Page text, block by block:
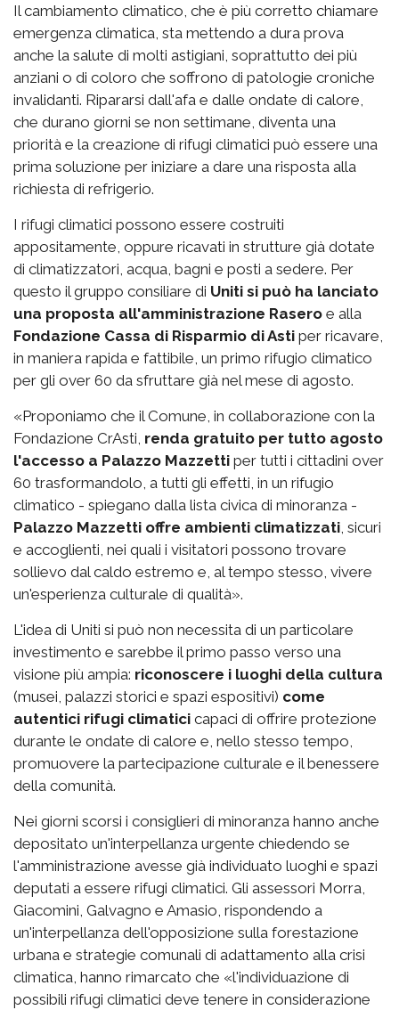
Il cambiamento climatico, che è più corretto chiamare
emergenza climatica, sta mettendo a dura prova
anche la salute di molti astigiani, soprattutto dei più
anziani o di coloro che soffrono di patologie croniche
invalidanti. Ripararsi dall'afa e dalle ondate di calore,
che durano giorni se non settimane, diventa una
priorità e la creazione di rifugi climatici può essere una
prima soluzione per iniziare a dare una risposta alla
richiesta di refrigerio.
I rifugi climatici possono essere costruiti
appositamente, oppure ricavati in strutture già dotate
di climatizzatori, acqua, bagni e posti a sedere. Per
questo il gruppo consiliare di Uniti si può ha lanciato
una proposta all'amministrazione Rasero e alla
Fondazione Cassa di Risparmio di Asti per ricavare,
in maniera rapida e fattibile, un primo rifugio climatico
per gli over 60 da sfruttare già nel mese di agosto.
«Proponiamo che il Comune, in collaborazione con la
Fondazione CrAsti, renda gratuito per tutto agosto
l'accesso a Palazzo Mazzetti per tutti i cittadini over
60 trasformandolo, a tutti gli effetti, in un rifugio
climatico - spiegano dalla lista civica di minoranza -
Palazzo Mazzetti offre ambienti climatizzati , sicuri
e accoglienti, nei quali i visitatori possono trovare
sollievo dal caldo estremo e, al tempo stesso, vivere
un'esperienza culturale di qualità».
L'idea di Uniti si può non necessita di un particolare
investimento e sarebbe il primo passo verso una
visione più ampia: riconoscere i luoghi della cultura
(musei, palazzi storici e spazi espositivi) come
autentici rifugi climatici capaci di offrire protezione
durante le ondate di calore e, nello stesso tempo,
promuovere la partecipazione culturale e il benessere
della comunità.
Nei giorni scorsi i consiglieri di minoranza hanno anche
depositato un'interpellanza urgente chiedendo se
l'amministrazione avesse già individuato luoghi e spazi
deputati a essere rifugi climatici. Gli assessori Morra,
Giacomini, Galvagno e Amasio, rispondendo a
un'interpellanza dell'opposizione sulla forestazione
urbana e strategie comunali di adattamento alla crisi
climatica, hanno rimarcato che «l'individuazione di
possibili rifugi climatici deve tenere in considerazione